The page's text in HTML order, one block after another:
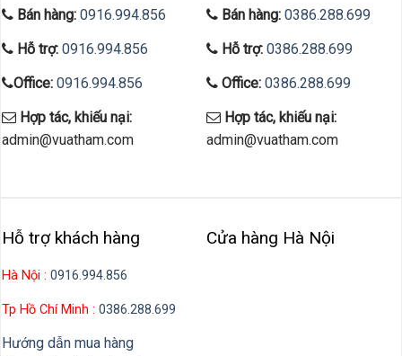
Bán hàng: 0916.994.856
Hỗ trợ: 0916.994.856
Office: 0916.994.856
Hợp tác, khiếu nại:
admin@vuatham.com
Bán hàng: 0386.288.699
Hỗ trợ: 0386.288.699
Office: 0386.288.699
Hợp tác, khiếu nại:
admin@vuatham.com
Hỗ trợ khách hàng
Hà Nội : 0916.994.856
Tp Hồ Chí Minh : 0386.288.699
Hướng dẫn mua hàng
Cửa hàng Hà Nội